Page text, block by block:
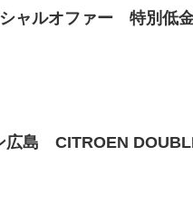
ャルオファー 特別低金
広島 CITROEN